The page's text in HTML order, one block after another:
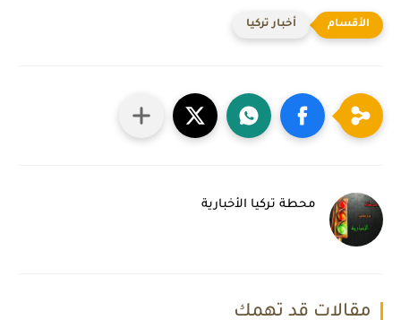
أخبار تركيا
محطة تركيا الأخبارية
مقالات قد تهمك